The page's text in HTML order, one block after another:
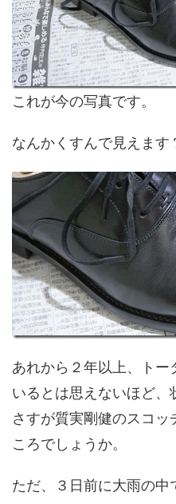
これが今の写真です。
なんかくすんで見えます
あれから２年以上、ト
いるとは思えないほど、
さすが質実剛健のスコッ
ころでしょうか。
ただ、３日前に大雨の中